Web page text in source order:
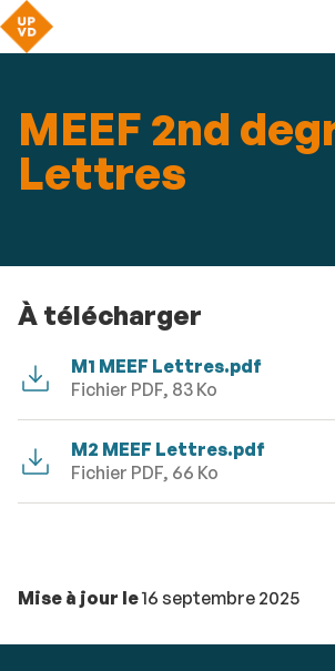
contenu
MEEF 2nd
Lettres
À télécharger
M1 MEEF Lettres.pdf
Fichier PDF, 83 Ko
M2 MEEF Lettres.pdf
Fichier PDF, 66 Ko
Mise à jour le16 septembre 2025